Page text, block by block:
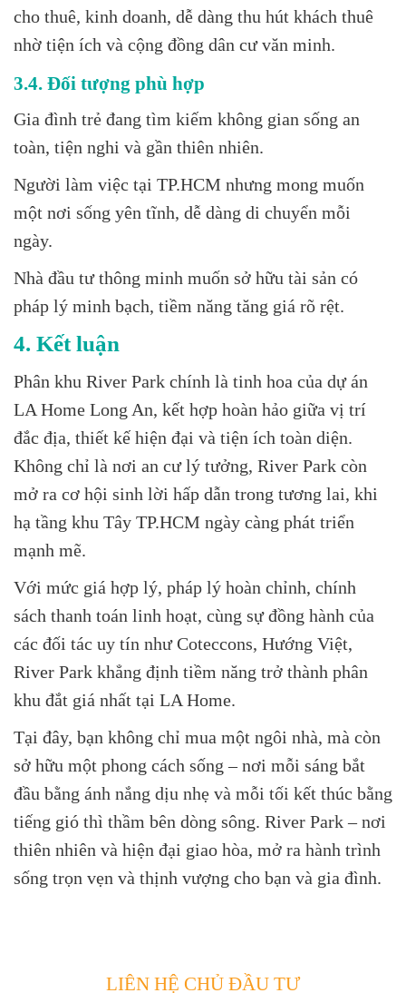
cho thuê, kinh doanh, dễ dàng thu hút khách thuê
nhờ tiện ích và cộng đồng dân cư văn minh.
3.4. Đối tượng phù hợp
Gia đình trẻ đang tìm kiếm không gian sống an
toàn, tiện nghi và gần thiên nhiên.
Người làm việc tại TP.HCM nhưng mong muốn
một nơi sống yên tĩnh, dễ dàng di chuyển mỗi
ngày.
Nhà đầu tư thông minh muốn sở hữu tài sản có
pháp lý minh bạch, tiềm năng tăng giá rõ rệt.
4. Kết luận
Phân khu River Park chính là tinh hoa của dự án
LA Home Long An, kết hợp hoàn hảo giữa vị trí
đắc địa, thiết kế hiện đại và tiện ích toàn diện.
Không chỉ là nơi an cư lý tưởng, River Park còn
mở ra cơ hội sinh lời hấp dẫn trong tương lai, khi
hạ tầng khu Tây TP.HCM ngày càng phát triển
mạnh mẽ.
Với mức giá hợp lý, pháp lý hoàn chỉnh, chính
sách thanh toán linh hoạt, cùng sự đồng hành của
các đối tác uy tín như Coteccons, Hướng Việt,
River Park khẳng định tiềm năng trở thành phân
khu đắt giá nhất tại LA Home.
Tại đây, bạn không chỉ mua một ngôi nhà, mà còn
sở hữu một phong cách sống – nơi mỗi sáng bắt
đầu bằng ánh nắng dịu nhẹ và mỗi tối kết thúc bằng
tiếng gió thì thầm bên dòng sông. River Park – nơi
thiên nhiên và hiện đại giao hòa, mở ra hành trình
sống trọn vẹn và thịnh vượng cho bạn và gia đình.
LIÊN HỆ CHỦ ĐẦU TƯ